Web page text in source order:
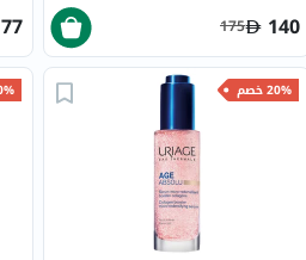
140
175
77
20% خصم